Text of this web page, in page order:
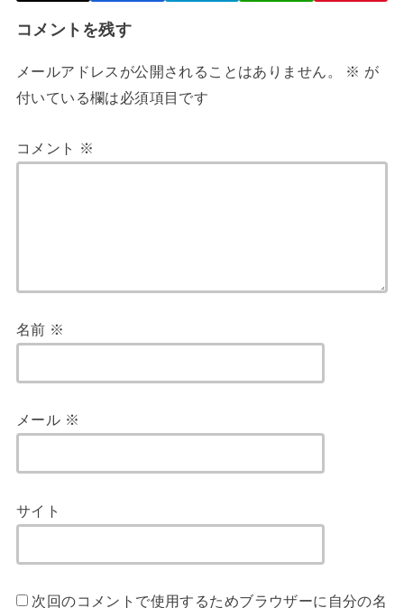
コメントを残す
メールアドレスが公開されることはありません。 ※ が
付いている欄は必須項目です
コメント ※
名前 ※
メール ※
サイト
次回のコメントで使用するためブラウザーに自分の名